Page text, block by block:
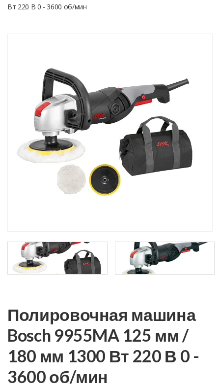
Вт 220 В 0 - 3600 об/мин
Полировочная машина
Bosch 9955MA 125 мм /
180 мм 1300 Вт 220 В 0 -
3600 об/мин